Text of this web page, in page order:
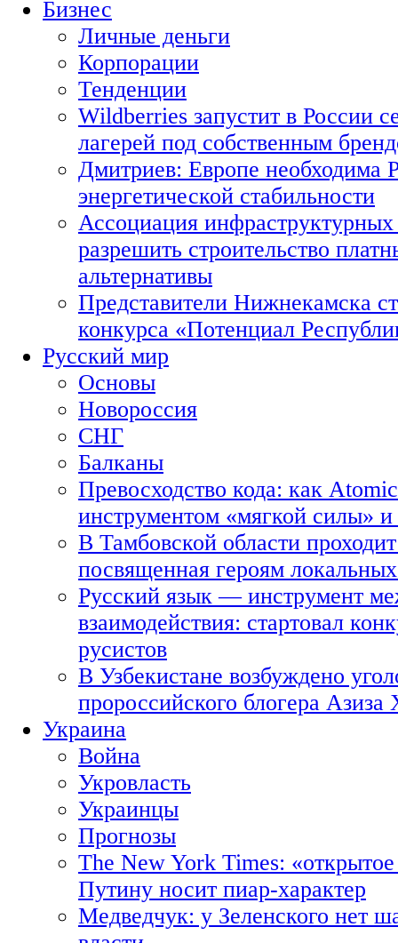
Бизнес
Личные деньги
Корпорации
Тенденции
Wildberries запустит в России
лагерей под собственным
Дмитриев: Европе необходима
энергетической стабильности
Ассоциация
разрешить строительство
альтернативы
Представители Нижнекамска
конкурса «Потенциал
Русский мир
Основы
Новороссия
СНГ
Балканы
Превосходство кода: как
инструментом «мягкой силы» и
В Тамбовской области
посвященная героям
Русский язык — инструмент
взаимодействия: стартовал
русистов
В Узбекистане возбуждено
пророссийского блогера Азиза
Украина
Война
Укровласть
Украинцы
Прогнозы
The New York Times:
Путину носит пиар-характер
Медведчук: у Зеленского нет